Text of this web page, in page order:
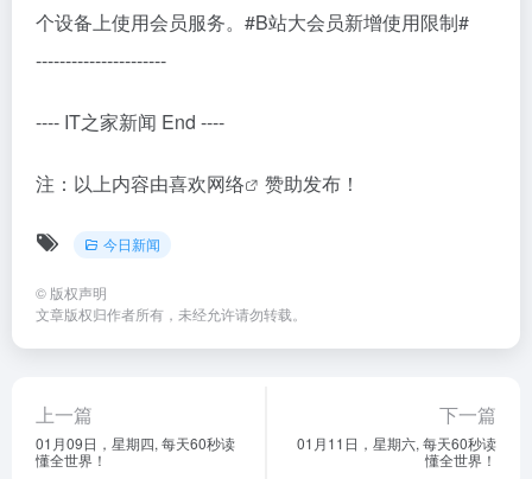
个设备上使用会员服务。#B站大会员新增使用限制#
----------------------
---- IT之家新闻 End ----
注：以上内容由喜欢网络 赞助发布！
今日新闻
© 版权声明
文章版权归作者所有，未经允许请勿转载。
上一篇
01月09日，星期四, 每天60秒读
懂全世界！
下一篇
01月11日，星期六, 每天60秒读
懂全世界！